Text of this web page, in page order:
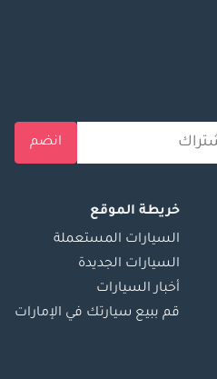
انضم
خريطة الموقع
السيارات المستعملة
السيارات الجديدة
أخبار السيارات
قم ببيع سيارتك في الإمارات